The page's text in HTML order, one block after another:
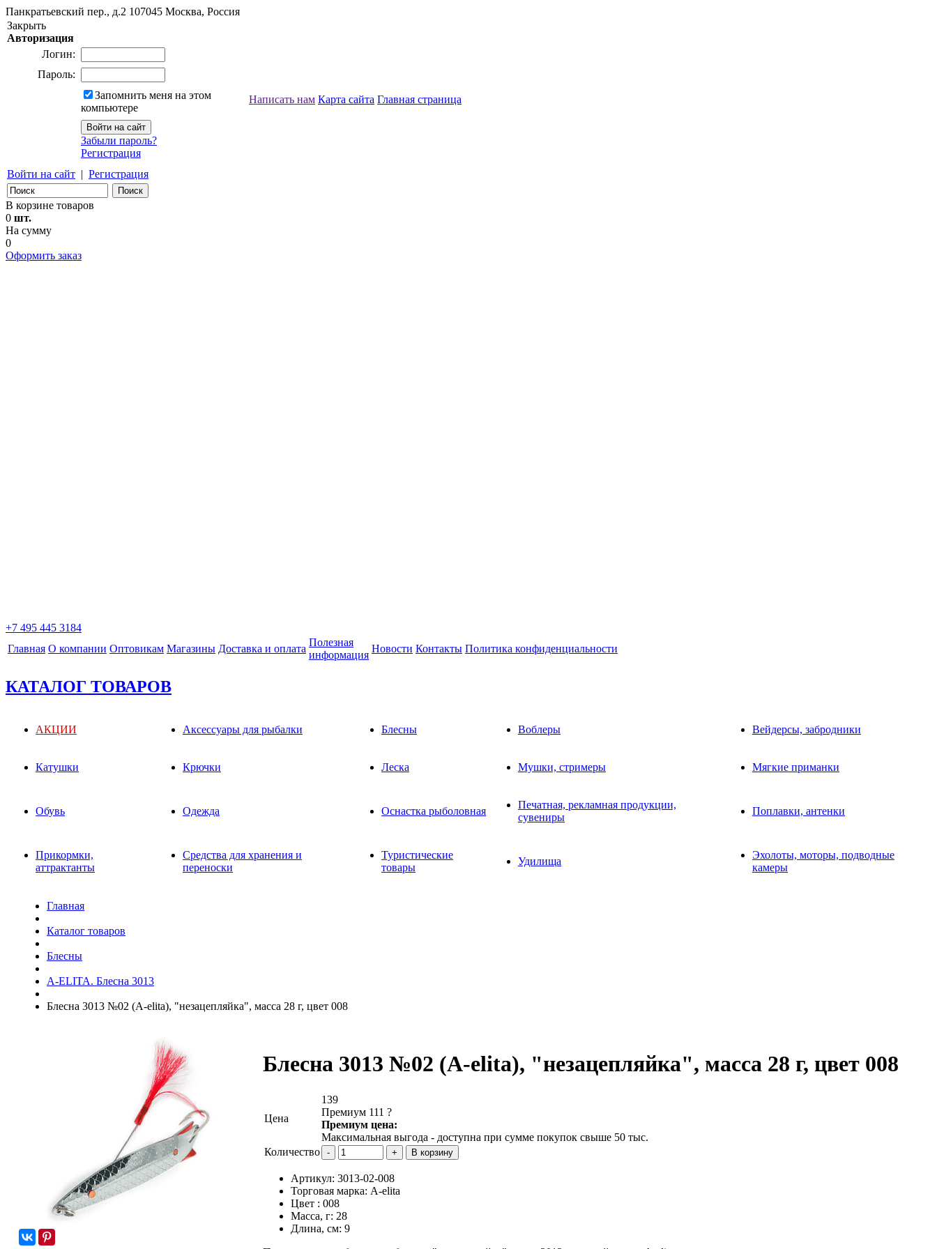
Панкратьевский пер., д.2 107045 Москва, Россия
Закрыть
Авторизация
Логин:
Пароль:
Запомнить меня на этом
компьютере
Забыли пароль?
Регистрация
Войти на сайт | Регистрация
Написать нам Карта сайта Главная страница
В корзине товаров
0 шт.
На сумму
0
Оформить заказ
+7 495 445 3184
Главная О компании Оптовикам Магазины Доставка и оплата
Полезная
информация
Новости Контакты Политика конфиденциальности
КАТАЛОГ ТОВАРОВ
АКЦИИ Аксессуары для рыбалки Блесны Воблеры Вейдерсы, забродники
Катушки Крючки Леска Мушки, стримеры Мягкие приманки
Обувь Одежда Оснастка рыболовная
Печатная, рекламная продукции,
сувениры
Поплавки, антенки
Прикормки,
аттрактанты
Средства для хранения и
переноски
Туристические
товары
Удилища
Эхолоты, моторы, подводные
камеры
Главная
Каталог товаров
Блесны
A-ELITA. Блесна 3013
Блесна 3013 №02 (A-elita), "незацепляйка", масса 28 г, цвет 008
Блесна 3013 №02 (A-elita), "незацепляйка", масса 28 г, цвет 008
Цена
139
Премиум 111 ?
Премиум цена:
Максимальная выгода - доступна при сумме покупок свыше 50 тыс.
Количество
Артикул: 3013-02-008
Торговая марка: A-elita
Цвет : 008
Масса, г: 28
Длина, см: 9